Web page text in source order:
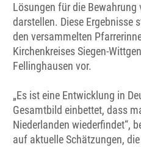
Lösungen für die Bewahrung
darstellen. Diese Ergebnisse
den versammelten
Kirchenkreises Siegen-
Fellinghausen vor.
„Es ist eine Entwicklung in
Gesamtbild einbettet, dass
Niederlanden wiederfindet“,
auf aktuelle Schätzungen,